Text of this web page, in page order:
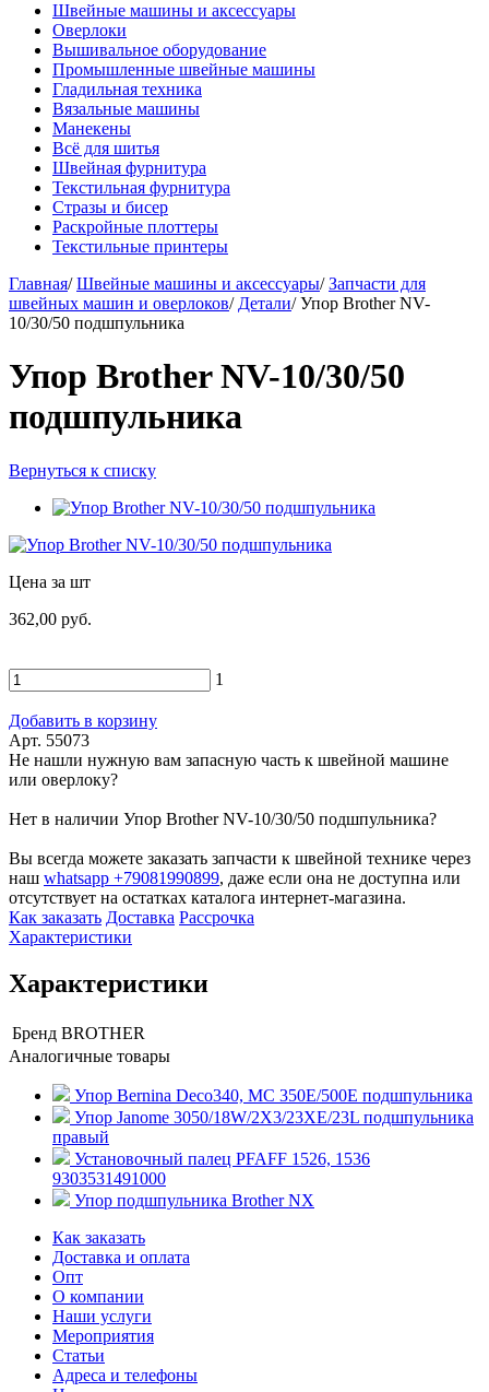
Швейные машины и аксессуары
Оверлоки
Вышивальное оборудование
Промышленные швейные машины
Гладильная техника
Вязальные машины
Манекены
Всё для шитья
Швейная фурнитура
Текстильная фурнитура
Стразы и бисер
Раскройные плоттеры
Текстильные принтеры
Главная/ Швейные машины и аксессуары/ Запчасти для
швейных машин и оверлоков/ Детали/ Упор Brother NV-
10/30/50 подшпульника
Упор Brother NV-10/30/50
подшпульника
Вернуться к списку
Цена за шт
362,00 руб.
1
Добавить в корзину
Арт. 55073
Не нашли нужную вам запасную часть к швейной машине
или оверлоку?
Нет в наличии Упор Brother NV-10/30/50 подшпульника?
Вы всегда можете заказать запчасти к швейной технике через
наш whatsapp +79081990899, даже если она не доступна или
отсутствует на остатках каталога интернет-магазина.
Как заказать Доставка Рассрочка
Характеристики
Характеристики
Бренд BROTHER
Аналогичные товары
Упор Bernina Deco340, MC 350E/500E подшпульника
Упор Janome 3050/18W/2X3/23XE/23L подшпульника
правый
Установочный палец PFAFF 1526, 1536
9303531491000
Упор подшпульника Brother NX
Как заказать
Доставка и оплата
Опт
О компании
Наши услуги
Мероприятия
Статьи
Адреса и телефоны